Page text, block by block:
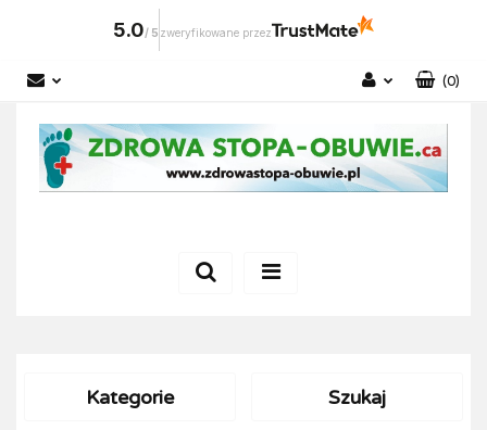
5.0/ 5 zweryfikowane przez
Zarejestruj się
Dodaj zgłoszenie
(0)
Kategorie Szukaj